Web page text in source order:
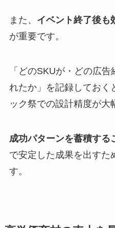
また、 イベント終了後も
が重要です。
「どのSKUが・どの広
れたか」を記録しておく
ック祭での設計精度が大
成功パターンを蓄積する
で安定した成果を出すた
す。